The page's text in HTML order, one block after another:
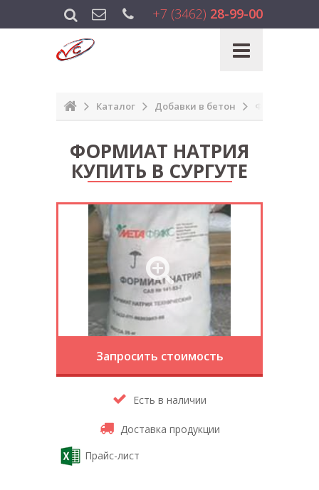
+7 (3462) 28-99-00
Каталог Добавки в бетон Формиат
ФОРМИАТ НАТРИЯ
КУПИТЬ В СУРГУТЕ
Запросить стоимость
Есть в наличии
Доставка продукции
Прайс-лист